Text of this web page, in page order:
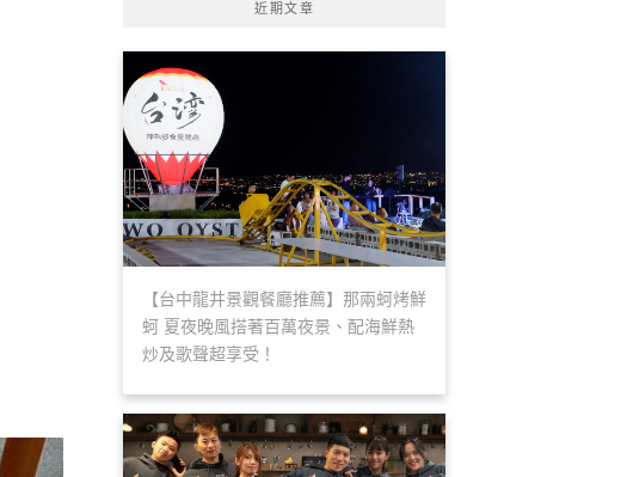
近期文章
【台中龍井景觀餐廳推薦】那兩蚵烤鮮
蚵 夏夜晚風搭著百萬夜景、配海鮮熱
炒及歌聲超享受！